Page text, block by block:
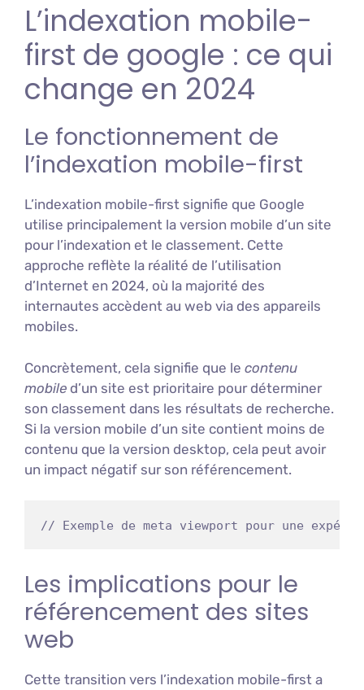
L’indexation mobile-
first de google : ce qui
change en 2024
Le fonctionnement de
l’indexation mobile-first
L’indexation mobile-first signifie que Google
utilise principalement la version mobile d’un site
pour l’indexation et le classement. Cette
approche reflète la réalité de l’utilisation
d’Internet en 2024, où la majorité des
internautes accèdent au web via des appareils
mobiles.
Concrètement, cela signifie que le contenu
mobile d’un site est prioritaire pour déterminer
son classement dans les résultats de recherche.
Si la version mobile d’un site contient moins de
contenu que la version desktop, cela peut avoir
un impact négatif sur son référencement.
// Exemple de meta viewport pour une
Les implications pour le
référencement des sites
web
Cette transition vers l’indexation mobile-first a